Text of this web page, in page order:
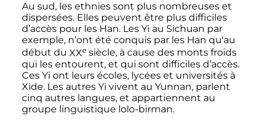
Au sud, les ethnies sont plus nombreuses et
dispersées. Elles peuvent être plus difficiles
d’accès pour les Han. Les Yi au Sichuan par
exemple, n’ont été conquis par les Han qu'au
début du XXe siècle, à cause des monts froids
qui les entourent, et qui sont difficiles d’accès.
Ces Yi ont leurs écoles, lycées et universités à
Xide. Les autres Yi vivent au Yunnan, parlent
cinq autres langues, et appartiennent au
groupe linguistique lolo-birman.